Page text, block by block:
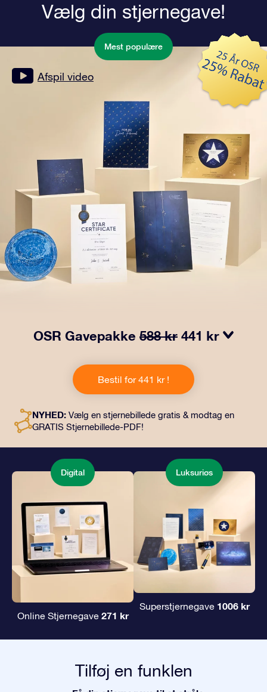
Vælg din stjernegave!
Mest populære
Afspil video
OSR Gavepakke 588 kr 441 kr
Denne gave inkluderer en smuk kuvert og personlige
dokumenter, der sendes til en adresse efter dit eget
valg, samt digitale dokumenter og gratis brug af vores
venner og familie.
Bestil for 441 kr !
NYHED: Vælg en stjernebillede gratis & modtag en
GRATIS Stjernebillede-PDF!
Digital
Online Stjernegave 271 kr
Luksuriøs
Superstjernegave 1006 kr
Tilføj en funklen